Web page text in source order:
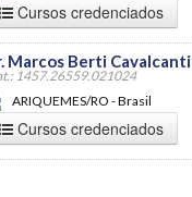
Cursos credenciados
Marcos Berti Cavalcanti
1457.26559.021024
ARIQUEMES/RO - Brasil
Cursos credenciados